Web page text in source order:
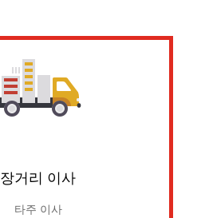
장거리 이사
타주 이사